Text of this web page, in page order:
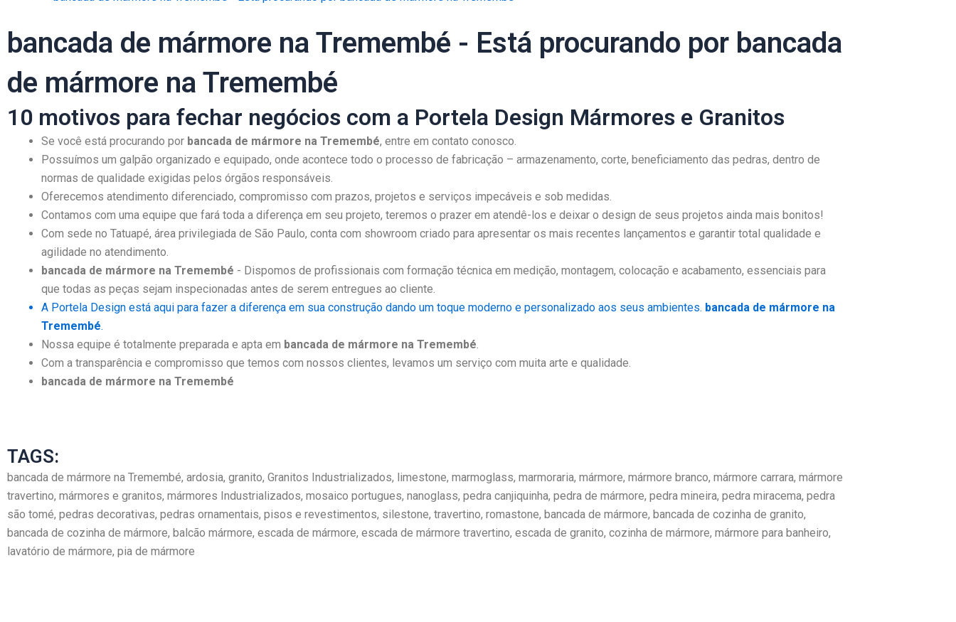
bancada de mármore na Tremembé - Está procurando por bancada
de mármore na Tremembé
10 motivos para fechar negócios com a Portela Design Mármores e Granitos
Se você está procurando por bancada de mármore na Tremembé, entre em contato conosco.
Possuímos um galpão organizado e equipado, onde acontece todo o processo de fabricação – armazenamento, corte, beneficiamento das pedras, dentro de
normas de qualidade exigidas pelos órgãos responsáveis.
Oferecemos atendimento diferenciado, compromisso com prazos, projetos e serviços impecáveis e sob medidas.
Contamos com uma equipe que fará toda a diferença em seu projeto, teremos o prazer em atendê-los e deixar o design de seus projetos ainda mais bonitos!
Com sede no Tatuapé, área privilegiada de São Paulo, conta com showroom criado para apresentar os mais recentes lançamentos e garantir total qualidade e
agilidade no atendimento.
bancada de mármore na Tremembé - Dispomos de profissionais com formação técnica em medição, montagem, colocação e acabamento, essenciais para
que todas as peças sejam inspecionadas antes de serem entregues ao cliente.
A Portela Design está aqui para fazer a diferença em sua construção dando um toque moderno e personalizado aos seus ambientes. bancada de mármore na
Tremembé.
Nossa equipe é totalmente preparada e apta em bancada de mármore na Tremembé.
Com a transparência e compromisso que temos com nossos clientes, levamos um serviço com muita arte e qualidade.
bancada de mármore na Tremembé
TAGS:
bancada de mármore na Tremembé, ardosia, granito, Granitos Industrializados, limestone, marmoglass, marmoraria, mármore, mármore branco, mármore carrara, mármore
travertino, mármores e granitos, mármores Industrializados, mosaico portugues, nanoglass, pedra canjiquinha, pedra de mármore, pedra mineira, pedra miracema, pedra
são tomé, pedras decorativas, pedras ornamentais, pisos e revestimentos, silestone, travertino, romastone, bancada de mármore, bancada de cozinha de granito,
bancada de cozinha de mármore, balcão mármore, escada de mármore, escada de mármore travertino, escada de granito, cozinha de mármore, mármore para banheiro,
lavatório de mármore, pia de mármore